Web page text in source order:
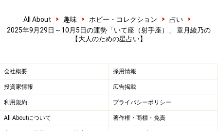
All About > 趣味 > ホビー・コレクション > 占い
>
2025年9月29日～10月5日の運勢「いて座（射手座）」 章月綾乃の
【大人のための星占い】
会社概要 採用情報
投資家情報 広告掲載
利用規約 プライバシーポリシー
All Aboutについて 著作権・商標・免責